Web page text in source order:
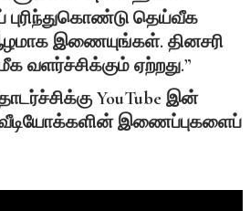
புரிந்துகொண்டு தெய்வீக
இணையுங்கள். தினசரி
வளர்ச்சிக்கும் ஏற்றது.”
YouTube இன்
வீடியோக்களின் இணைப்புகளைப்